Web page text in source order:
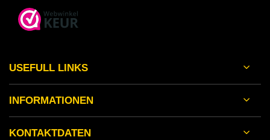
USEFULL LINKS
INFORMATIONEN
KONTAKTDATEN